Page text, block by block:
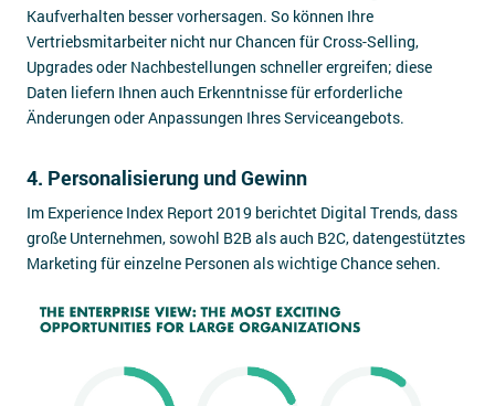
Kaufverhalten besser vorhersagen. So können Ihre
Vertriebsmitarbeiter nicht nur Chancen für Cross-Selling,
Upgrades oder Nachbestellungen schneller ergreifen; diese
Daten liefern Ihnen auch Erkenntnisse für erforderliche
Änderungen oder Anpassungen Ihres Serviceangebots.
4. Personalisierung und Gewinn
Im Experience Index Report 2019 berichtet Digital Trends, dass
große Unternehmen, sowohl B2B als auch B2C, datengestütztes
Marketing für einzelne Personen als wichtige Chance sehen.